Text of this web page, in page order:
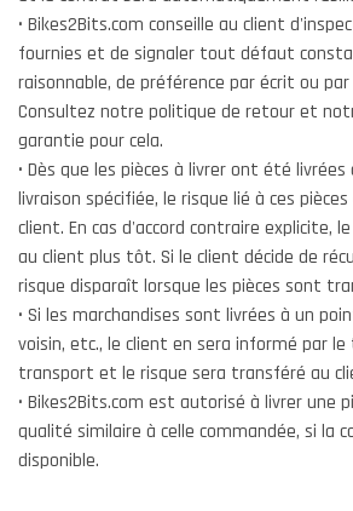
• Bikes2Bits.com conseille au client
fournies et de signaler tout défaut
raisonnable, de préférence par écrit ou
Consultez notre politique de retour et
garantie pour cela.
• Dès que les pièces à livrer ont été livrées
livraison spécifiée, le risque lié à ces
client. En cas d'accord contraire explicite,
au client plus tôt. Si le client décide de
risque disparaît lorsque les pièces sont
• Si les marchandises sont livrées à un
voisin, etc., le client en sera informé par
transport et le risque sera transféré au
• Bikes2Bits.com est autorisé à livrer une
qualité similaire à celle commandée, si la
disponible.